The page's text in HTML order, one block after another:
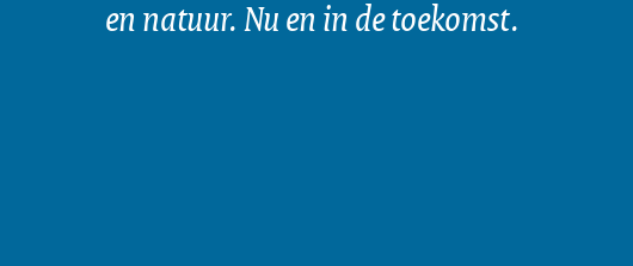
en natuur. Nu en in de toekomst.